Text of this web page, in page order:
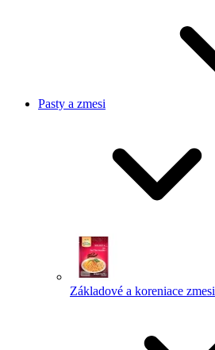
Pasty a zmesi
Základové a koreniace zmesi